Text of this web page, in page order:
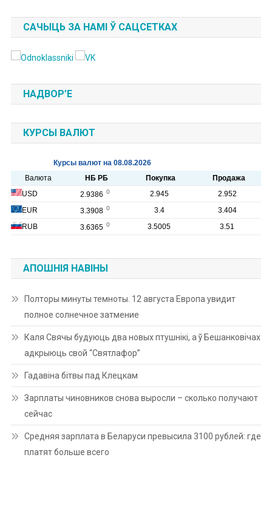
САЧЫЦЬ ЗА НАМІ Ў САЦСЕТКАХ
НАДВОР’Е
КУРСЫ ВАЛЮТ
АПОШНІЯ НАВІНЫ
Полторы минуты темноты. 12 августа Европа увидит
полное солнечное затмение
Каля Свячы будуюць два новых птушнікі, а ў Бешанковічах
адкрыюць свой “Святлафор”
Гадавіна бітвы пад Клецкам
Зарплаты чиновников снова выросли – сколько получают
сейчас
Средняя зарплата в Беларуси превысила 3100 рублей: где
платят больше всего